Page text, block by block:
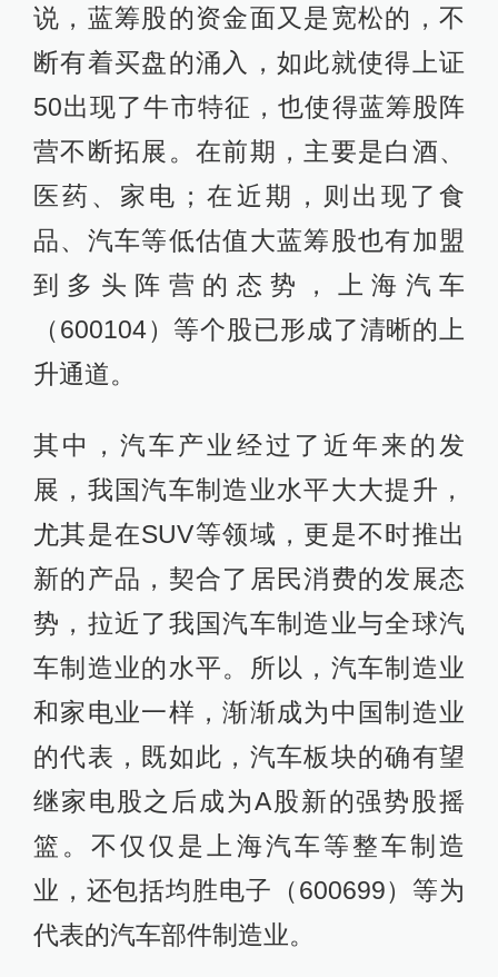
说，蓝筹股的资金面又是宽松的，不
断有着买盘的涌入，如此就使得上证
50出现了牛市特征，也使得蓝筹股阵
营不断拓展。在前期，主要是白酒、
医药、家电；在近期，则出现了食
品、汽车等低估值大蓝筹股也有加盟
到多头阵营的态势，上海汽车
（600104）等个股已形成了清晰的上
升通道。
其中，汽车产业经过了近年来的发
展，我国汽车制造业水平大大提升，
尤其是在SUV等领域，更是不时推出
新的产品，契合了居民消费的发展态
势，拉近了我国汽车制造业与全球汽
车制造业的水平。所以，汽车制造业
和家电业一样，渐渐成为中国制造业
的代表，既如此，汽车板块的确有望
继家电股之后成为A股新的强势股摇
篮。不仅仅是上海汽车等整车制造
业，还包括均胜电子（600699）等为
代表的汽车部件制造业。